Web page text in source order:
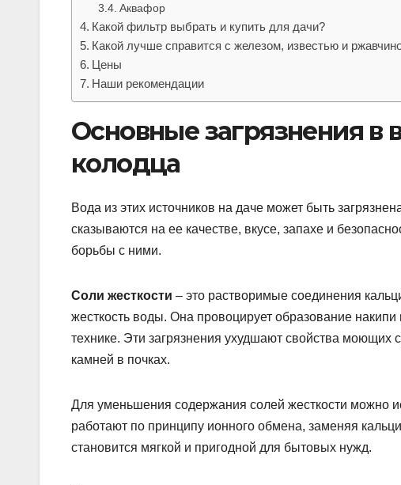
Аквафор
Какой фильтр выбрать и купить для дачи?
Какой лучше справится с железом, известью и
Цены
Наши рекомендации
Основные загрязнения в
колодца
Вода из этих источников на даче может быть
сказываются на ее качестве, вкусе, запахе и
борьбы с ними.
Соли жесткости – это растворимые соединения
жесткость воды. Она провоцирует образование
технике. Эти загрязнения ухудшают свойства моющих
камней в почках.
Для уменьшения содержания солей жесткости можно
работают по принципу ионного обмена, заменяя
становится мягкой и пригодной для бытовых нужд.